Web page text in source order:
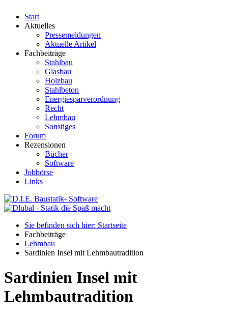
Start
Aktuelles
Pressemeldungen
Aktuelle Artikel
Fachbeiträge
Stahlbau
Glasbau
Holzbau
Stahlbeton
Energiesparverordnung
Recht
Lehmbau
Sonstiges
Forum
Rezensionen
Bücher
Software
Jobbörse
Links
Sie befinden sich hier: Startseite
Fachbeiträge
Lehmbau
Sardinien Insel mit Lehmbautradition
Sardinien Insel mit
Lehmbautradition